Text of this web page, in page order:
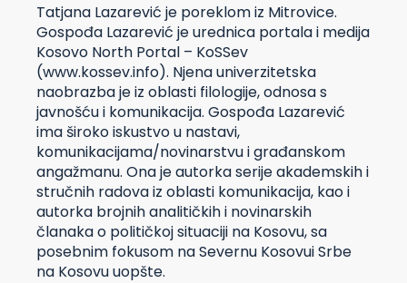
Tatjana Lazarević je poreklom iz Mitrovice.
Gospođa Lazarević je urednica portala i medija
Kosovo North Portal – KoSSev
(www.kossev.info). Njena univerzitetska
naobrazba je iz oblasti filologije, odnosa s
javnošću i komunikacija. Gospođa Lazarević
ima široko iskustvo u nastavi,
komunikacijama/novinarstvu i građanskom
angažmanu. Ona je autorka serije akademskih i
stručnih radova iz oblasti komunikacija, kao i
autorka brojnih analitičkih i novinarskih
članaka o političkoj situaciji na Kosovu, sa
posebnim fokusom na Severnu Kosovui Srbe
na Kosovu uopšte.